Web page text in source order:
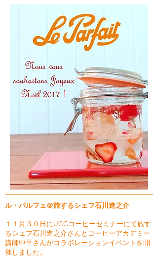
ル・パルフェ＠旅するシェフ石川進之介
１１月３０日にUCCコーヒーセミナーにて旅す
るシェフ石川進之介さんとコーヒーアカデミー
講師中平さんがコラボレーションイベントを開
催しました。